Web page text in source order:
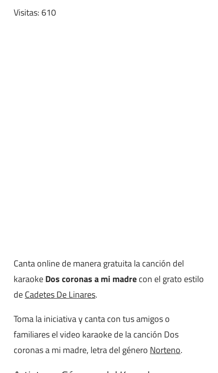
Visitas: 610
Canta online de manera gratuita la canción del
karaokeDos coronas a mi madrecon el grato estilo
deCadetes De Linares.
Toma la iniciativa y canta con tus amigos o
familiares el video karaoke de la canción Dos
coronas a mi madre, letra del género Norteno.